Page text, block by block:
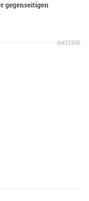
gegenseitigen
ANZEIGE